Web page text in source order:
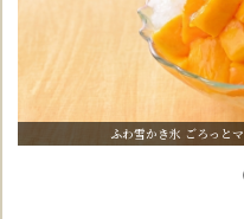
ふわ雪かき氷 ごろっと